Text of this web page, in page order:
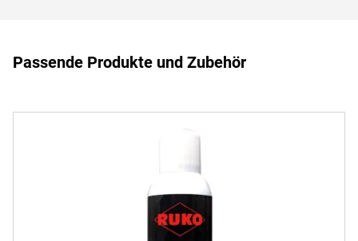
Passende Produkte und Zubehör